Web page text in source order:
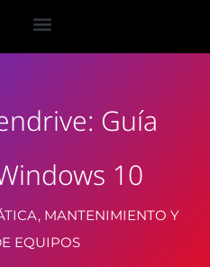
Guía
10
MANTENIMIENTO Y
EQUIPOS